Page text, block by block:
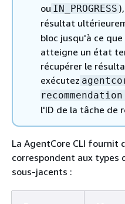
ou IN_PROGRESS
résultat
bloc jusqu'à ce
atteigne un état
récupérer le
exécutez
l'ID de la tâche de
La AgentCore CLI fournit
correspondent aux types
sous-jacents :